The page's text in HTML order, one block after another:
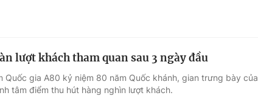
lượt khách tham quan sau 3 ngày đầu
Quốc gia A80 kỷ niệm 80 năm Quốc khánh, gian trưng bày của
tâm điểm thu hút hàng nghìn lượt khách.